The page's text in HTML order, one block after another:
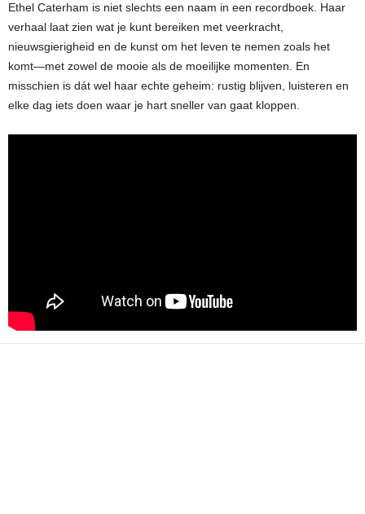
Ethel Caterham is niet slechts een naam in een recordboek. Haar
verhaal laat zien wat je kunt bereiken met veerkracht,
nieuwsgierigheid en de kunst om het leven te nemen zoals het
komt—met zowel de mooie als de moeilijke momenten. En
misschien is dát wel haar echte geheim: rustig blijven, luisteren en
elke dag iets doen waar je hart sneller van gaat kloppen.